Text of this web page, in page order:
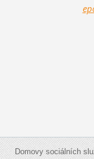
Domovy sociálních